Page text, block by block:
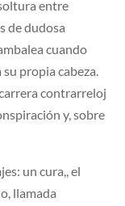
entre
de dudosa
cuando
propia cabeza.
contrarreloj
y, sobre
un cura,, el
llamada